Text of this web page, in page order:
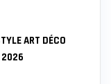
ART DÉCO
2026